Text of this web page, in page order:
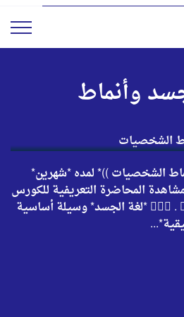
وأنماط
الشخصيات ))* لمده *شهرين*
المحاضرة التعريفية للكورس
. 💁🏻‍♀️ *لغة الجسد* وسيلة أساسية